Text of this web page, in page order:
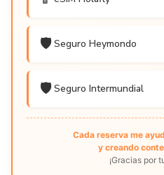
🛡️Seguro Heymondo
🛡️Seguro Intermundial
Cada reserva me
y creando
¡Gracias por